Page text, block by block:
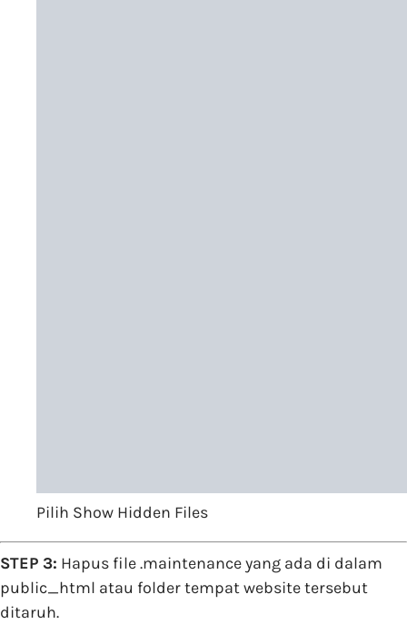
Pilih Show Hidden Files
STEP 3: Hapus file .maintenance yang ada di dalam
public_html atau folder tempat website tersebut
ditaruh.